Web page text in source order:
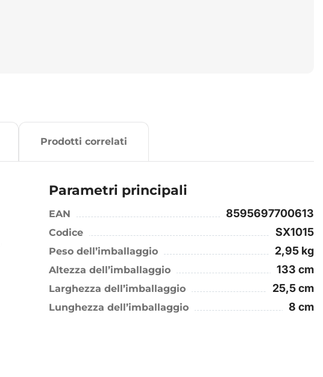
Prodotti correlati
Parametri principali
EAN 8595697700613
Codice SX1015
Peso dell’imballaggio 2,95 kg
Altezza dell’imballaggio 133 cm
Larghezza dell’imballaggio 25,5 cm
Lunghezza dell’imballaggio 8 cm